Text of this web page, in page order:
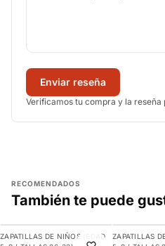
Enviar reseña
Verificamos tu compra y la reseña
RECOMENDADOS
También te puede
-30%
AGREGAR
ZAPATILLAS DE NIÑOS (EDAD
-10%
AGREGAR
ZAPATILLAS